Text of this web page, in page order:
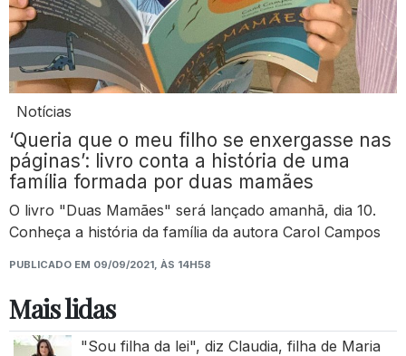
Notícias
‘Queria que o meu filho se enxergasse nas
páginas’: livro conta a história de uma
família formada por duas mamães
O livro "Duas Mamães" será lançado amanhã, dia 10.
Conheça a história da família da autora Carol Campos
PUBLICADO EM 09/09/2021, ÀS 14H58
Mais lidas
"Sou filha da lei", diz Claudia, filha de Maria